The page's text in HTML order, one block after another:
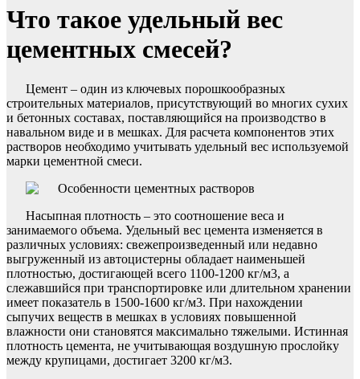
Что такое удельный вес
цементных смесей?
Цемент – один из ключевых порошкообразных
строительных материалов, присутствующий во многих сухих
и бетонных составах, поставляющийся на производство в
навальном виде и в мешках. Для расчета компонентов этих
растворов необходимо учитывать удельный вес используемой
марки цементной смеси.
Насыпная плотность – это соотношение веса и
занимаемого объема. Удельный вес цемента изменяется в
различных условиях: свежепроизведенный или недавно
выгруженный из автоцистерны обладает наименьшей
плотностью, достигающей всего 1100-1200 кг/м3, а
слежавшийся при транспортировке или длительном хранении
имеет показатель в 1500-1600 кг/м3. При нахождении
сыпучих веществ в мешках в условиях повышенной
влажности они становятся максимально тяжелыми. Истинная
плотность цемента, не учитывающая воздушную прослойку
между крупицами, достигает 3200 кг/м3.